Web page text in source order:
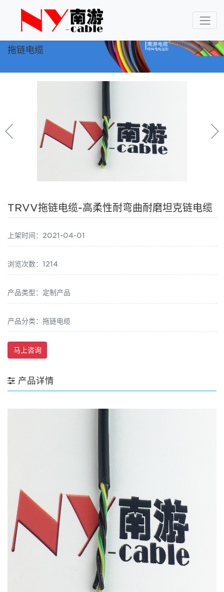
拖链电缆
TRVV拖链电缆-高柔性耐弯曲耐磨坦克链电缆
上架时间：2021-04-01
浏览次数：1214
产品类型：定制产品
产品分类：拖链电缆
马上咨询
产品详情